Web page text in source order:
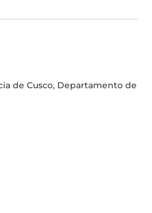
de Cusco, Departamento de